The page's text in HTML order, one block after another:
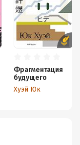
Фрагментация
будущего
Хуэй Юк